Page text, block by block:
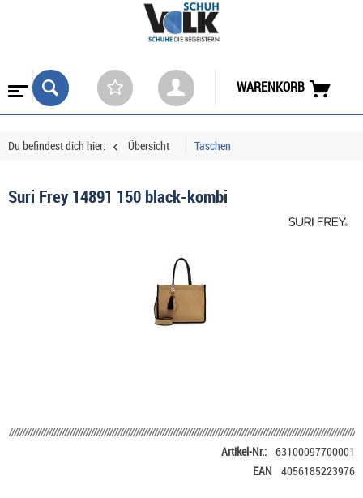
WARENKORB
Du befindest dich hier: Übersicht Taschen
Suri Frey 14891 150 black-kombi
Artikel-Nr.: 63100097700001
EAN
4056185223976